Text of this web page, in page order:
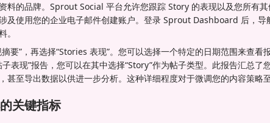
料的品牌。Sprout Social 平台允许您跟踪 Story 的表现以及您所有
及使用您的企业电子邮件创建账户。登录 Sprout Dashboard 后，导
。
要”，再选择“Stories 表现”。您可以选择一个特定的日期范围来查
表现”报告，您可以在其中选择“Story”作为帖子类型。此报告汇总
甚至导出数据以供进一步分析。这种详细程度对于微调您的内容策略至
关键指标